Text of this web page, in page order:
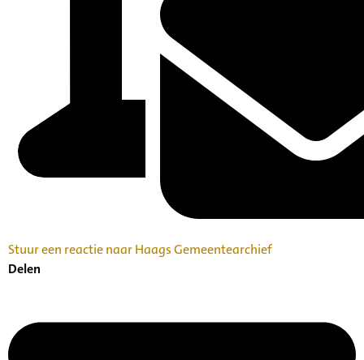
Stuur een reactie naar Haags Gemeentearchief
Delen